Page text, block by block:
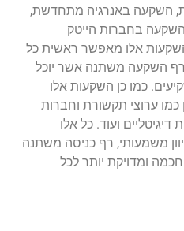
השקעה באנרגיה מתחדשת,
בחברות הייטק
השקעות אלו מאפשר ראשית כל
רף השקעה משתנה אשר יוכל
כמו כן השקעות אלו
כמו ערוצי תקשורת וחברות
ועוד. כל אלו
משמעותי, רף כניסה משתנה
ומדויקת יותר לכל